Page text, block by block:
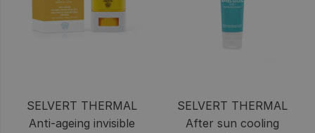
SELVERT THERMAL
Anti-ageing invisible
SELVERT THERMAL
After sun cooling